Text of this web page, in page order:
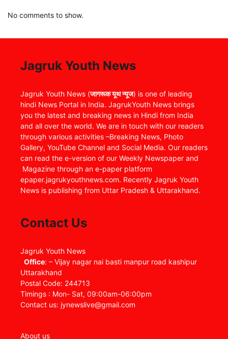
No comments to show.
Jagruk Youth News
Jagruk Youth News (जागरूक यूथ न्यूज) is one of leading
hindi News Portal in India. JagrukYouth News brings
you the latest and breaking news in Hindi from India
and all over the world. We are in touch with our readers
through various activities –Breaking News, Photo
Gallery, YouTube Channel and Social Media. Our readers
can read the e-version of our Weekly Newspaper and
Magazine through an e-paper platform
epaper.jagrukyouthnews.com. Recently Jagruk Youth
News is publishing from Uttar Pradesh & Uttarakhand.
Contact Us
Jagruk Youth News
Office: – Vijay nagar nai basti manpur road kashipur
Uttarakhand
Postal Code: 244713
Timings : Mon- Sat, 09:00am-06:00pm
Contact us: jynewslive@gmail.com
About us